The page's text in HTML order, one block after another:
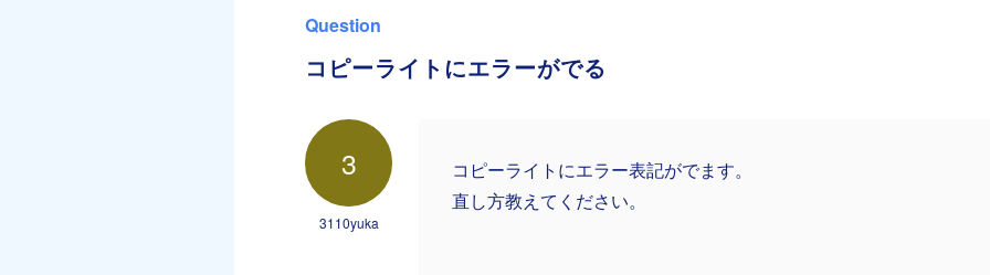
Question
コピーライトにエラーがでる
3
3110yuka
コピーライトにエラー表記がでます。
直し方教えてください。